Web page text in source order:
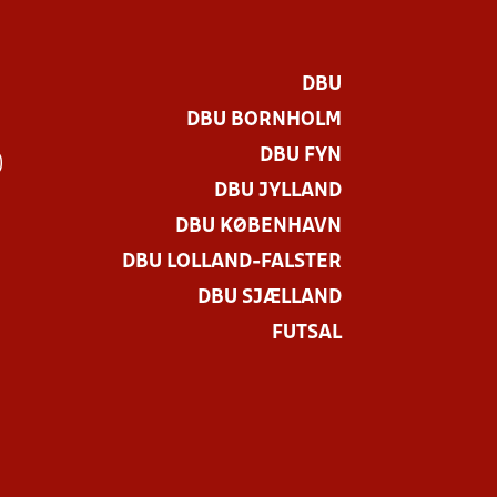
DBU
DBU BORNHOLM
DBU FYN
DBU JYLLAND
DBU KØBENHAVN
DBU LOLLAND-FALSTER
DBU SJÆLLAND
FUTSAL